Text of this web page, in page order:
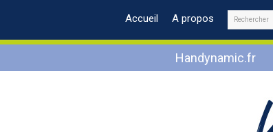
Accueil A propos Rechercher
Handynamic.fr